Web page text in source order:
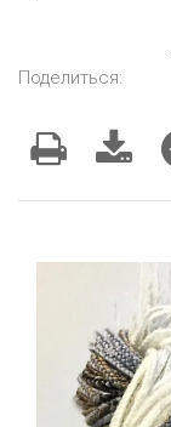
Поделиться: